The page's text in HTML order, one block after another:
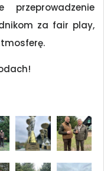
przeprowadzenie
za fair play,